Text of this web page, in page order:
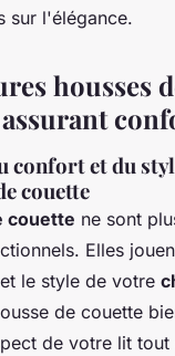
sur l'élégance.
housses
confort et du
couette
couette ne sont
Elles
le style de votre
de couette
de votre lit tout